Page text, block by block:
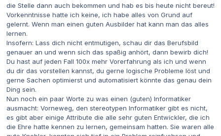
die Stelle dann auch bekommen und hab es bis heute nicht bereut!
Vorkenntnisse hatte ich keine, ich habe alles von Grund auf
gelernt. Wenn man einen guten Ausbilder hat kann man das alles
lernen.
Insofern: Lass dich nicht entmutigen, schau dir das Berufsbild
genauer an und wenn sich das spaßig anhört, dann bewirb dich!
Du hast auf jeden Fall 100x mehr Vorerfahrung als ich und wenn
du dir das vorstellen kannst, du gerne logische Probleme löst und
gerne Sachen optimierst und automatisiert könnte das genau dein
Ding sein.
Nun noch ein paar Worte zu was einen (guten) Informatiker
ausmacht: Vorneweg, den stereotypen Informatiker gibt es nicht,
es gibt aber einige Attribute die alle sehr guten Entwickler, die ich
die Ehre hatte kennen zu lernen, gemeinsam hatten. Sie waren alle